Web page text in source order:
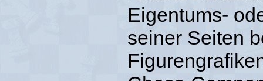
Eigentums-
seiner Seiten